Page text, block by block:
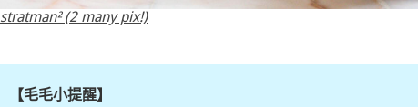
stratman² (2 many pix!)
【毛毛小提醒】